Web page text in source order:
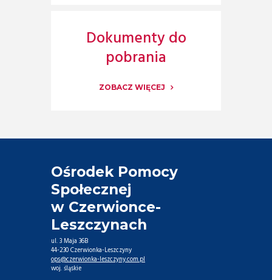
Dokumenty do
pobrania
ZOBACZ WIĘCEJ
Ośrodek Pomocy
Społecznej
w Czerwionce-
Leszczynach
ul. 3 Maja 36B
44-230 Czerwionka-Leszczyny
ops@czerwionka-leszczyny.com.pl
woj. śląskie